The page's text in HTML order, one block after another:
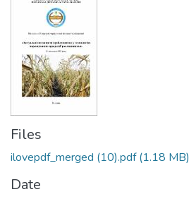
Files
ilovepdf_merged (10).pdf(1.18 MB)
Date